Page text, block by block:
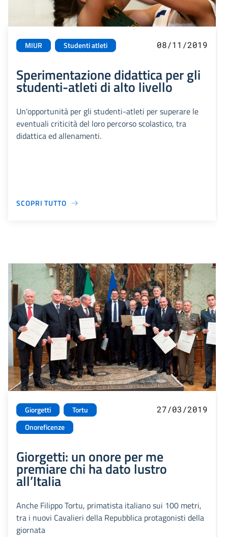
MIUR Studenti atleti 08/11/2019
Sperimentazione didattica per gli
studenti-atleti di alto livello
Un'opportunità per gli studenti-atleti per superare le
eventuali criticità del loro percorso scolastico, tra
didattica ed allenamenti.
SCOPRI TUTTO
Giorgetti
Tortu
Onoreficenze
27/03/2019
Giorgetti: un onore per me
premiare chi ha dato lustro
all’Italia
Anche Filippo Tortu, primatista italiano sui 100 metri,
tra i nuovi Cavalieri della Repubblica protagonisti della
giornata